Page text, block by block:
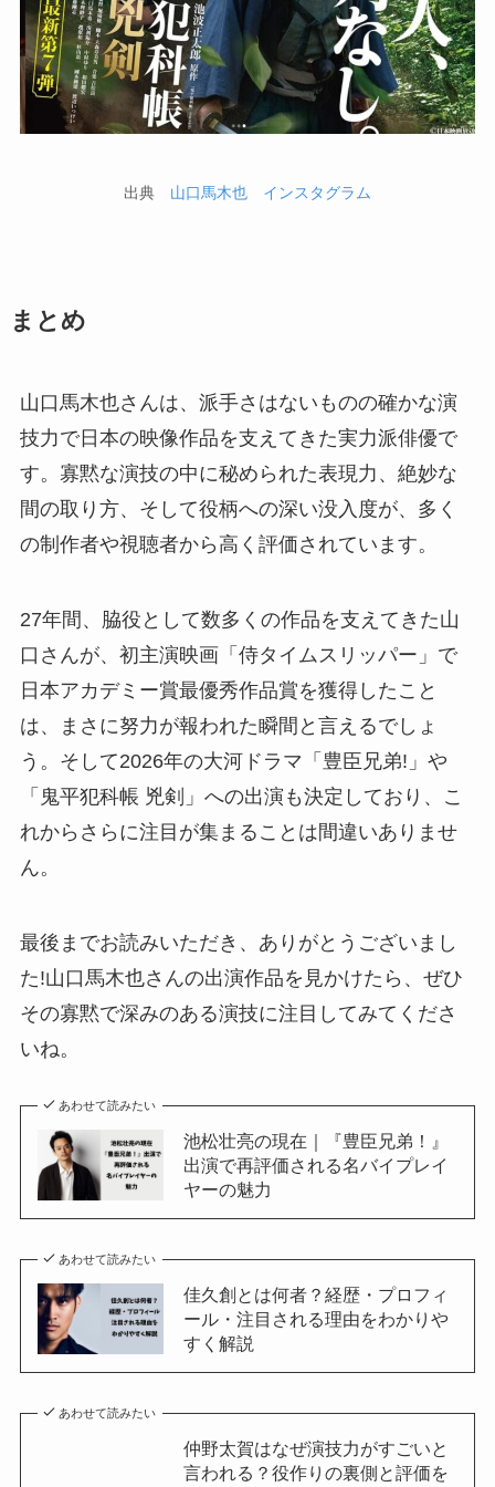
出典 山口馬木也 インスタグラム
まとめ
山口馬木也さんは、派手さはないものの確かな演
技力で日本の映像作品を支えてきた実力派俳優で
す。寡黙な演技の中に秘められた表現力、絶妙な
間の取り方、そして役柄への深い没入度が、多く
の制作者や視聴者から高く評価されています。
27年間、脇役として数多くの作品を支えてきた山
口さんが、初主演映画「侍タイムスリッパー」で
日本アカデミー賞最優秀作品賞を獲得したこと
は、まさに努力が報われた瞬間と言えるでしょ
う。そして2026年の大河ドラマ「豊臣兄弟!」や
「鬼平犯科帳 兇剣」への出演も決定しており、こ
れからさらに注目が集まることは間違いありませ
ん。
最後までお読みいただき、ありがとうございまし
た!山口馬木也さんの出演作品を見かけたら、ぜひ
その寡黙で深みのある演技に注目してみてくださ
いね。
あわせて読みたい
池松壮亮の現在｜『豊臣兄弟！』
出演で再評価される名バイプレイ
ヤーの魅力
あわせて読みたい
佳久創とは何者？経歴・プロフィ
ール・注目される理由をわかりや
すく解説
あわせて読みたい
仲野太賀はなぜ演技力がすごいと
言われる？役作りの裏側と評価を